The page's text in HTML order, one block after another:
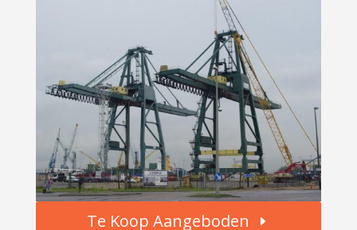
Te Koop Aangeboden